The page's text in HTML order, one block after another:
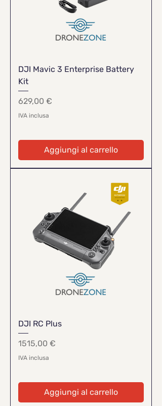
DJI Mavic 3 Enterprise Battery
Kit
Prezzo
629,00 €
IVA inclusa
Aggiungi al carrello
DJI RC Plus
Prezzo
1515,00 €
IVA inclusa
Aggiungi al carrello